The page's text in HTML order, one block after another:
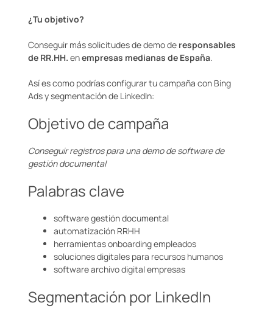
¿Tu objetivo?
Conseguir más solicitudes de demo de responsables
de RR.HH. enempresas medianas de España.
Así es como podrías configurar tu campaña con Bing
Ads y segmentación de LinkedIn:
Objetivo de campaña
Conseguir registros para una demo de software de
gestión documental
Palabras clave
software gestión documental
automatización RRHH
herramientas onboarding empleados
soluciones digitales para recursos humanos
software archivo digital empresas
Segmentación por LinkedIn